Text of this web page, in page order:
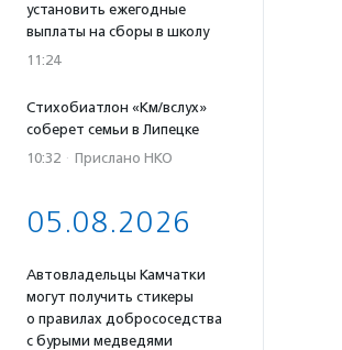
установить ежегодные
выплаты на сборы в школу
11:24
Стихобиатлон «Км/вслух»
соберет семьи в Липецке
10:32 · Прислано НКО
05.08.2026
Автовладельцы Камчатки
могут получить стикеры
о правилах добрососедства
с бурыми медведями